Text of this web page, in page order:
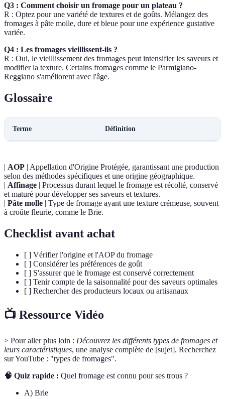
Q3 : Comment choisir un fromage pour un plateau ?
R : Optez pour une variété de textures et de goûts. Mélangez des
fromages à pâte molle, dure et bleue pour une expérience gustative
variée.
Q4 : Les fromages vieillissent-ils ?
R : Oui, le vieillissement des fromages peut intensifier les saveurs et
modifier la texture. Certains fromages comme le Parmigiano-
Reggiano s'améliorent avec l'âge.
Glossaire
Terme Définition
| AOP | Appellation d'Origine Protégée, garantissant une production
selon des méthodes spécifiques et une origine géographique.
| Affinage | Processus durant lequel le fromage est récolté, conservé
et maturé pour développer ses saveurs et textures.
| Pâte molle | Type de fromage ayant une texture crémeuse, souvent
à croûte fleurie, comme le Brie.
Checklist avant achat
[ ] Vérifier l'origine et l'AOP du fromage
[ ] Considérer les préférences de goût
[ ] S'assurer que le fromage est conservé correctement
[ ] Tenir compte de la saisonnalité pour des saveurs optimales
[ ] Rechercher des producteurs locaux ou artisanaux
📺 Ressource Vidéo
> Pour aller plus loin : Découvrez les différents types de fromages et
leurs caractéristiques, une analyse complète de [sujet]. Recherchez
sur YouTube : "types de fromages".
🧠 Quiz rapide : Quel fromage est connu pour ses trous ?
A) Brie